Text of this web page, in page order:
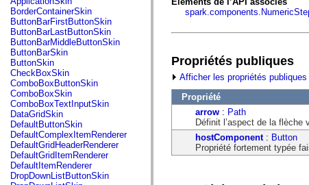
fl.display
fl.events
fl.ik
fl.lang
fl.livepreview
fl.managers
fl.motion
fl.motion.easing
fl.rsl
fl.text
fl.transitions
fl.transitions.easing
fl.video
flash.accessibility
flash.concurrent
flash.crypto
flash.data
flash.desktop
BorderContainerSkin
ButtonBarFirstButtonSkin
ButtonBarLastButtonSkin
ButtonBarMiddleButtonSkin
ButtonBarSkin
ButtonSkin
CheckBoxSkin
ComboBoxButtonSkin
ComboBoxSkin
ComboBoxTextInputSkin
DataGridSkin
DefaultButtonSkin
DefaultComplexItemRenderer
DefaultGridHeaderRenderer
DefaultGridItemRenderer
DefaultItemRenderer
DropDownListButtonSkin
Propriétés publiques
Afficher les propriétés publiques
Propriété
arrow : Path
Définit l’aspect de la flèche
hostComponent : Button
Propriété fortement typée